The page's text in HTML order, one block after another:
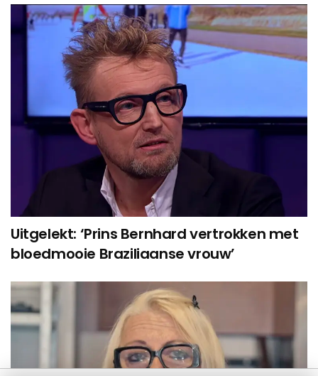
Uitgelekt: ‘Prins Bernhard vertrokken met
bloedmooie Braziliaanse vrouw’